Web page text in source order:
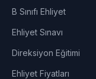
B Sınıfı Ehliyet
Ehliyet Sınavı
Direksiyon Eğitimi
Ehliyet Fiyatları